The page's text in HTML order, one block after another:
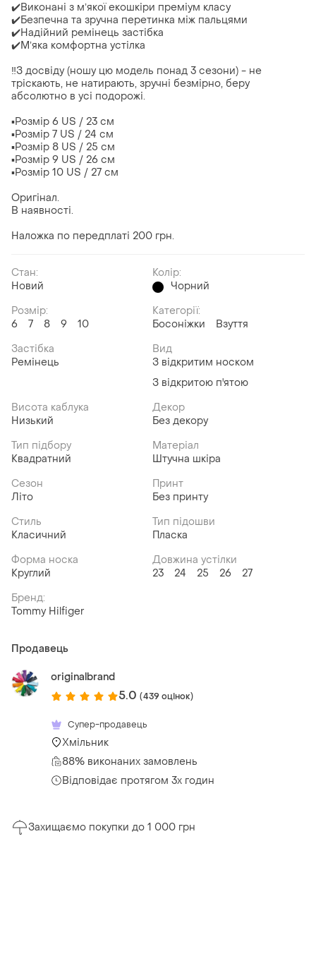
✔️Виконані з мʼякої екошкіри преміум класу
✔️Безпечна та зручна перетинка між пальцями
✔️Надійний ремінець застібка
✔️Мʼяка комфортна устілка
‼️З досвіду (ношу цю модель понад 3 сезони) - не
тріскають, не натирають, зручні безмірно, беру
абсолютно в усі подорожі.
▪️Розмір 6 US / 23 см
▪️Розмір 7 US / 24 см
▪️Розмір 8 US / 25 см
▪️Розмір 9 US / 26 см
▪️Розмір 10 US / 27 см
Оригінал.
В наявності.
Наложка по передплаті 200 грн.
Стан:
Новий
Колір:
Чорний
Розмір:
6
7 8 9 10
Категорії:
Босоніжки
Взуття
Застібка
Ремінець
Вид
З відкритим носком
З відкритою п'ятою
Висота каблука
Низький
Декор
Без декору
Тип підбору
Квадратний
Матеріал
Штучна шкіра
Сезон
Літо
Принт
Без принту
Стиль
Класичний
Тип підошви
Пласка
Форма носка
Круглий
Довжина устілки
23
24 25 26
27
Бренд:
Tommy Hilfiger
Продавець
originalbrand
5.0 (439 оцінок)
Супер-продавець
Хмільник
88% виконаних замовлень
Відповідає протягом 3х годин
Захищаємо покупки до 1 000 грн